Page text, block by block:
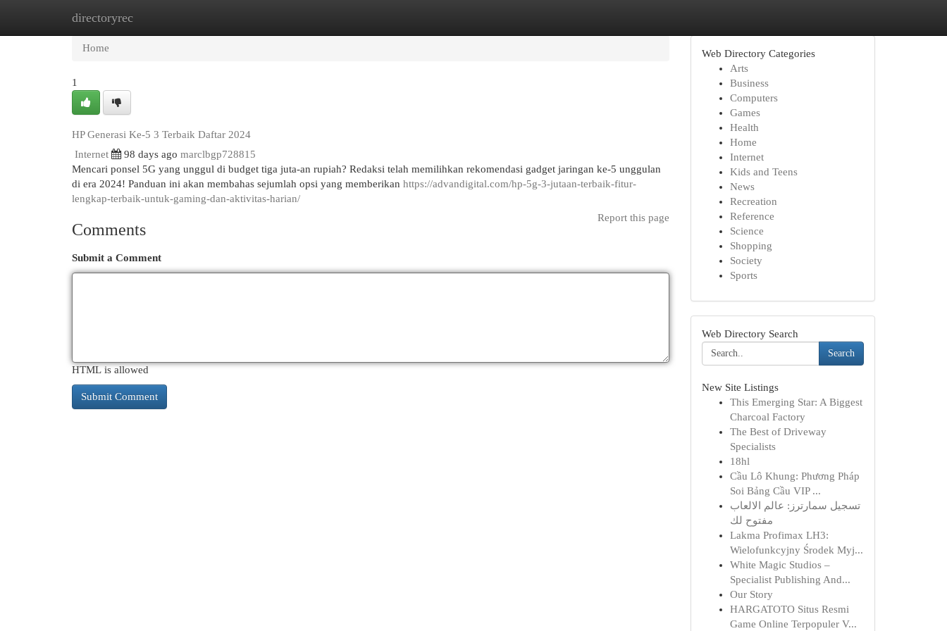
directoryrec
Home
Home
1
HP Generasi Ke-5 3 Terbaik Daftar 2024
Internet
98 days ago marclbgp728815
Mencari ponsel 5G yang unggul di budget tiga juta-an rupiah? Redaksi telah memilihkan rekomendasi gadget jaringan ke-5 unggulan
di era 2024! Panduan ini akan membahas sejumlah opsi yang memberikan https://advandigital.com/hp-5g-3-jutaan-terbaik-fitur-
lengkap-terbaik-untuk-gaming-dan-aktivitas-harian/
Report this page
Comments
Submit a Comment
HTML is allowed
Web Directory Categories
Arts
Business
Computers
Games
Health
Home
Internet
Kids and Teens
News
Recreation
Reference
Science
Shopping
Society
Sports
Web Directory Search
Search
New Site Listings
This Emerging Star: A Biggest
Charcoal Factory
The Best of Driveway
Specialists
18hl
Cầu Lô Khung: Phương Pháp
Soi Bảng Cầu VIP ...
تسجيل سمارترز: عالم الالعاب
مفتوح لك
Lakma Profimax LH3:
Wielofunkcyjny Środek Myj...
White Magic Studios –
Specialist Publishing And...
Our Story
HARGATOTO Situs Resmi
Game Online Terpopuler V...